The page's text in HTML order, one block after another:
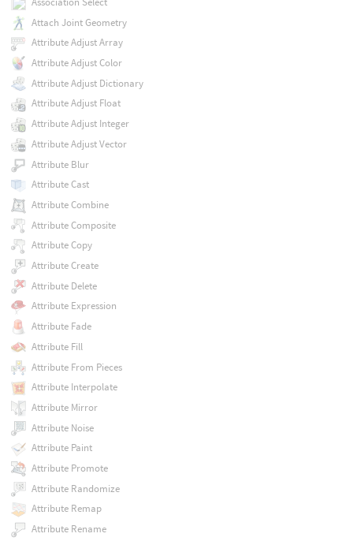
Attach Joint Geometry
Attribute Adjust Array
Attribute Adjust Color
Attribute Adjust Dictionary
Attribute Adjust Float
Attribute Adjust Integer
Attribute Adjust Vector
Attribute Blur
Attribute Cast
Attribute Combine
Attribute Composite
Attribute Copy
Attribute Create
Attribute Delete
Attribute Expression
Attribute Fade
Attribute Fill
Attribute From Pieces
Attribute Interpolate
Attribute Mirror
Attribute Noise
Attribute Paint
Attribute Promote
Attribute Randomize
Attribute Remap
Attribute Rename